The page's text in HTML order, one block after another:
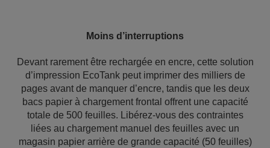
Moins d’interruptions
Devant rarement être rechargée en encre, cette solution
d’impression EcoTank peut imprimer des milliers de
pages avant de manquer d’encre, tandis que les deux
bacs papier à chargement frontal offrent une capacité
totale de 500 feuilles. Libérez-vous des contraintes
liées au chargement manuel des feuilles avec un
magasin papier arrière de grande capacité (50 feuilles)